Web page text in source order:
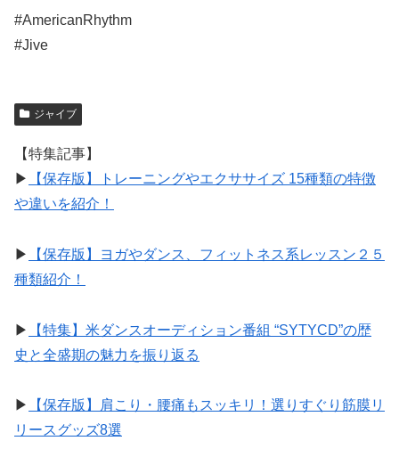
#AmericanRhythm
#Jive
ジャイブ
【特集記事】
▶︎
【保存版】トレーニングやエクササイズ 15種類の特徴
や違いを紹介！
▶︎
【保存版】ヨガやダンス、フィットネス系レッスン２５
種類紹介！
▶︎
【特集】米ダンスオーディション番組 “SYTYCD”の歴
史と全盛期の魅力を振り返る
▶︎
【保存版】肩こり・腰痛もスッキリ！選りすぐり筋膜リ
リースグッズ8選